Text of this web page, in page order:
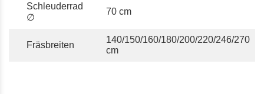
Schleuderrad
∅
70 cm
Fräsbreiten
140/150/160/180/200/220/246/270
cm